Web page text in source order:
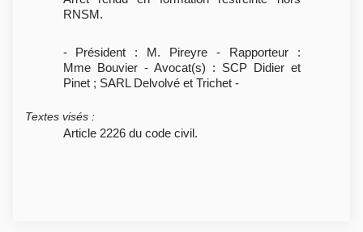
RNSM.
- Président : M. Pireyre - Rapporteur :
Mme Bouvier - Avocat(s) : SCP Didier et
Pinet ; SARL Delvolvé et Trichet -
Textes visés :
Article 2226 du code civil.